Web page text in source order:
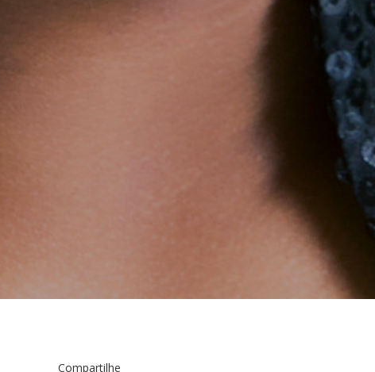
Compartilhe